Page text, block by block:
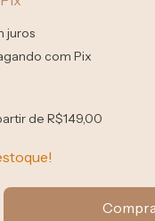
juros
com Pix
de R$149,00